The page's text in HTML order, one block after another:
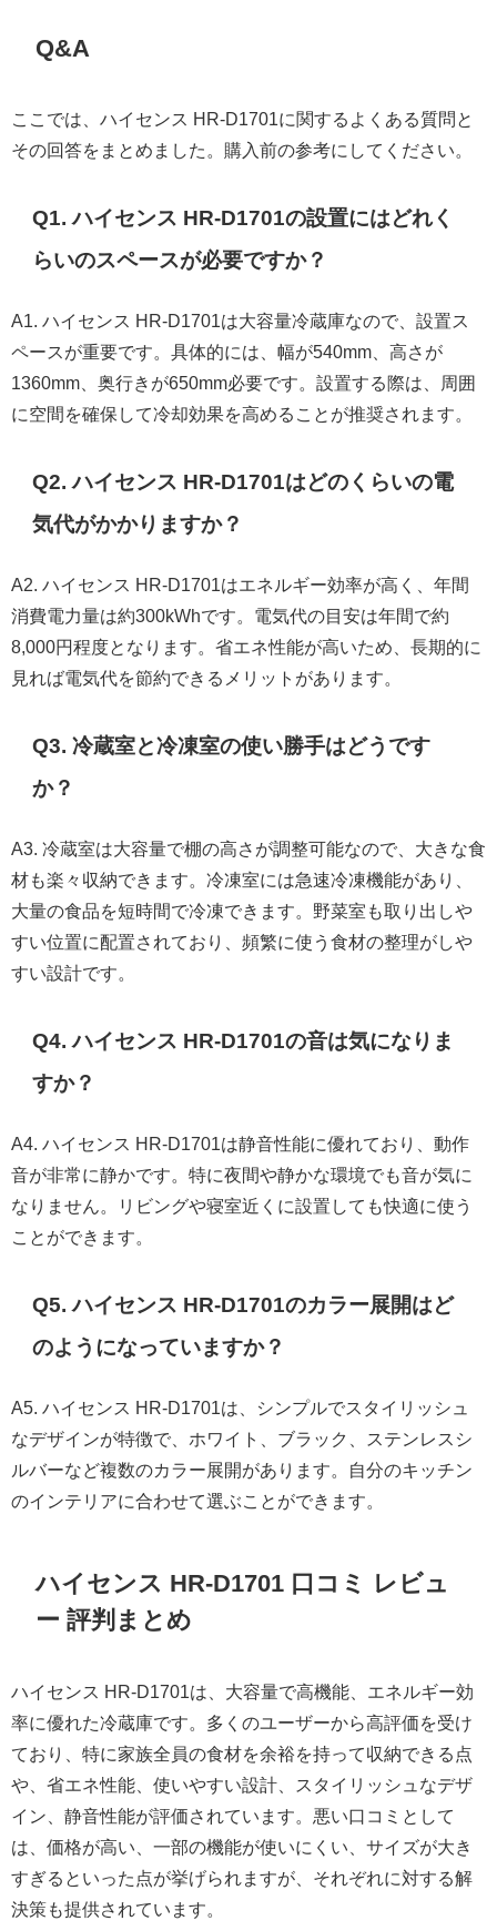
Q&A
ここでは、ハイセンス HR-D1701に関するよくある質問と
その回答をまとめました。購入前の参考にしてください。
Q1. ハイセンス HR-D1701の設置にはどれく
らいのスペースが必要ですか？
A1. ハイセンス HR-D1701は大容量冷蔵庫なので、設置ス
ペースが重要です。具体的には、幅が540mm、高さが
1360mm、奥行きが650mm必要です。設置する際は、周囲
に空間を確保して冷却効果を高めることが推奨されます。
Q2. ハイセンス HR-D1701はどのくらいの電
気代がかかりますか？
A2. ハイセンス HR-D1701はエネルギー効率が高く、年間
消費電力量は約300kWhです。電気代の目安は年間で約
8,000円程度となります。省エネ性能が高いため、長期的に
見れば電気代を節約できるメリットがあります。
Q3. 冷蔵室と冷凍室の使い勝手はどうです
か？
A3. 冷蔵室は大容量で棚の高さが調整可能なので、大きな食
材も楽々収納できます。冷凍室には急速冷凍機能があり、
大量の食品を短時間で冷凍できます。野菜室も取り出しや
すい位置に配置されており、頻繁に使う食材の整理がしや
すい設計です。
Q4. ハイセンス HR-D1701の音は気になりま
すか？
A4. ハイセンス HR-D1701は静音性能に優れており、動作
音が非常に静かです。特に夜間や静かな環境でも音が気に
なりません。リビングや寝室近くに設置しても快適に使う
ことができます。
Q5. ハイセンス HR-D1701のカラー展開はど
のようになっていますか？
A5. ハイセンス HR-D1701は、シンプルでスタイリッシュ
なデザインが特徴で、ホワイト、ブラック、ステンレスシ
ルバーなど複数のカラー展開があります。自分のキッチン
のインテリアに合わせて選ぶことができます。
ハイセンス HR-D1701 口コミ レビュ
ー 評判まとめ
ハイセンス HR-D1701は、大容量で高機能、エネルギー効
率に優れた冷蔵庫です。多くのユーザーから高評価を受け
ており、特に家族全員の食材を余裕を持って収納できる点
や、省エネ性能、使いやすい設計、スタイリッシュなデザ
イン、静音性能が評価されています。悪い口コミとして
は、価格が高い、一部の機能が使いにくい、サイズが大き
すぎるといった点が挙げられますが、それぞれに対する解
決策も提供されています。